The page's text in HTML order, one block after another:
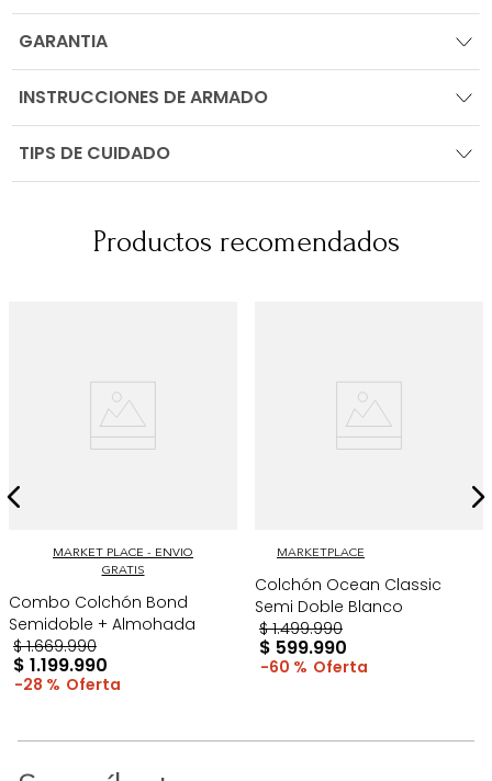
GARANTIA
INSTRUCCIONES DE ARMADO
TIPS DE CUIDADO
Productos recomendados
MARKET PLACE - ENVIO
GRATIS
Combo Colchón Bond
Semidoble + Almohada
$ 1.669.990
$ 1.199.990
28 %
MARKETPLACE
Colchón Ocean Classic
Semi Doble Blanco
$ 1.499.990
$ 599.990
60 %